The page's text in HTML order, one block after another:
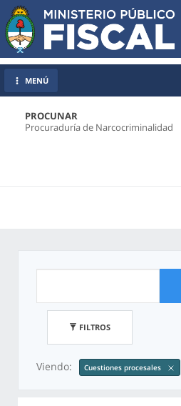
PROCUNAR
Procuraduría de Narcocriminalidad
MENÚ
FILTROS
Viendo: Cuestiones procesales